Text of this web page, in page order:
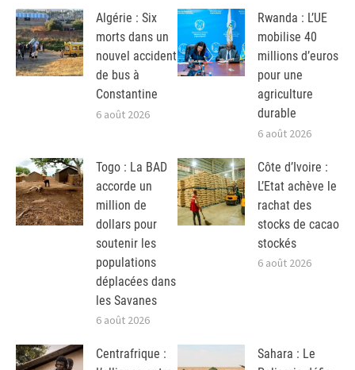
Algérie : Six
morts dans un
nouvel accident
de bus à
Constantine
6 août 2026
Rwanda : L’UE
mobilise 40
millions d’euros
pour une
agriculture
durable
6 août 2026
Togo : La BAD
accorde un
million de
dollars pour
soutenir les
populations
déplacées dans
les Savanes
6 août 2026
Côte d’Ivoire :
L’Etat achève le
rachat des
stocks de cacao
stockés
6 août 2026
Centrafrique :
Sahara : Le